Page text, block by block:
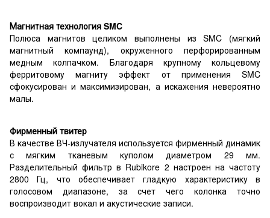
Магнитная технология SMC
Полюса магнитов целиком выполнены из SMC (мягкий
магнитный компаунд), окруженного перфорированным
медным колпачком. Благодаря крупному кольцевому
ферритовому магниту эффект от применения SMC
сфокусирован и максимизирован, а искажения невероятно
малы.
Фирменный твитер
В качестве ВЧ-излучателя используется фирменный динамик
с мягким тканевым куполом диаметром 29 мм.
Разделительный фильтр в Rubikore 2 настроен на частоту
2800 Гц, что обеспечивает гладкую характеристику в
голосовом диапазоне, за счет чего колонка точно
воспроизводит вокал и акустические записи.